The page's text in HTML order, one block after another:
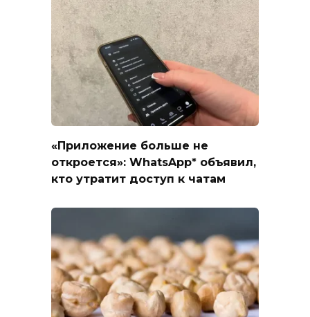
«Приложение больше не
откроется»: WhatsApp* объявил,
кто утратит доступ к чатам